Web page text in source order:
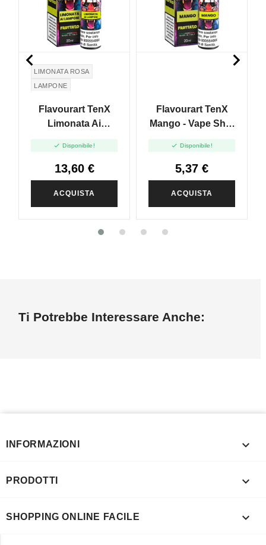
LIMONATA ROSA
LAMPONE
Flavourart TenX
Limonata Ai
Shot 20ml
 Disponibile!
13,60 €
ACQUISTA
Flavourart TenX
Mango - Vape Shot
 Disponibile!
5,37 €
ACQUISTA
 
Ti Potrebbe Interessare Anche:
INFORMAZIONI 
PRODOTTI 
SHOPPING ONLINE FACILE 